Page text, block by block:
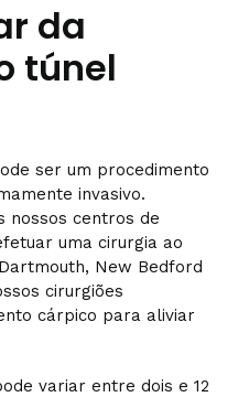
da
túnel
ser um procedimento
invasivo.
nossos centros de
uma cirurgia ao
New Bedford
cirurgiões
cárpico para aliviar
variar entre dois e 12